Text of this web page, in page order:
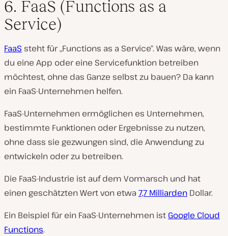
6. FaaS (Functions as a
Service)
FaaS steht für „Functions as a Service“. Was wäre, wenn
du eine App oder eine Servicefunktion betreiben
möchtest, ohne das Ganze selbst zu bauen? Da kann
ein FaaS-Unternehmen helfen.
FaaS-Unternehmen ermöglichen es Unternehmen,
bestimmte Funktionen oder Ergebnisse zu nutzen,
ohne dass sie gezwungen sind, die Anwendung zu
entwickeln oder zu betreiben.
Die FaaS-Industrie ist auf dem Vormarsch und hat
einen geschätzten Wert von etwa 7,7 Milliarden Dollar.
Ein Beispiel für ein FaaS-Unternehmen ist Google Cloud
Functions.